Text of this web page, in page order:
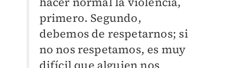
primero. Segundo,
debemos de respetarnos; si
no nos respetamos, es muy